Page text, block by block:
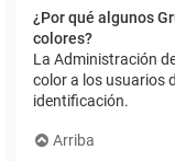
¿Por qué algunos
colores?
La Administración
color a los usuarios
identificación.
Arriba